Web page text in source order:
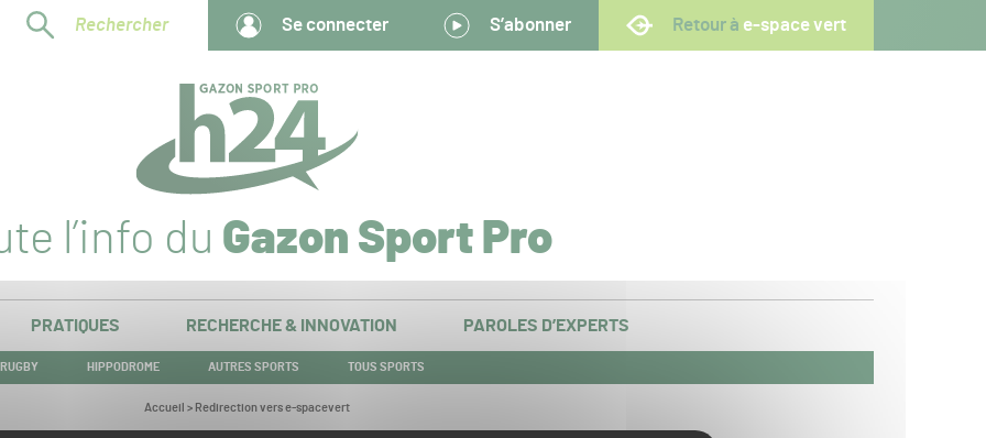
Rechercher Se connecter S’abonner Retour à e-space vert
l’info du Gazon Sport Pro
PRATIQUES RECHERCHE & INNOVATION PAROLES D’EXPERTS
RUGBY HIPPODROME AUTRES SPORTS TOUS SPORTS
Vous
Accueil > Redirection vers e-spacevert